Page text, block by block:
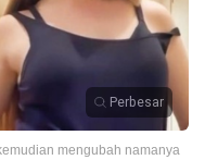
Perbesar
mengubah namanya